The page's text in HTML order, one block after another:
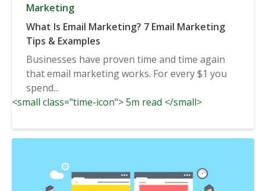
Marketing
What Is Email Marketing? 7 Email Marketing
Tips & Examples
Businesses have proven time and time again
that email marketing works. For every $1 you
spend...
<small class="time-icon"> 5m read </small>